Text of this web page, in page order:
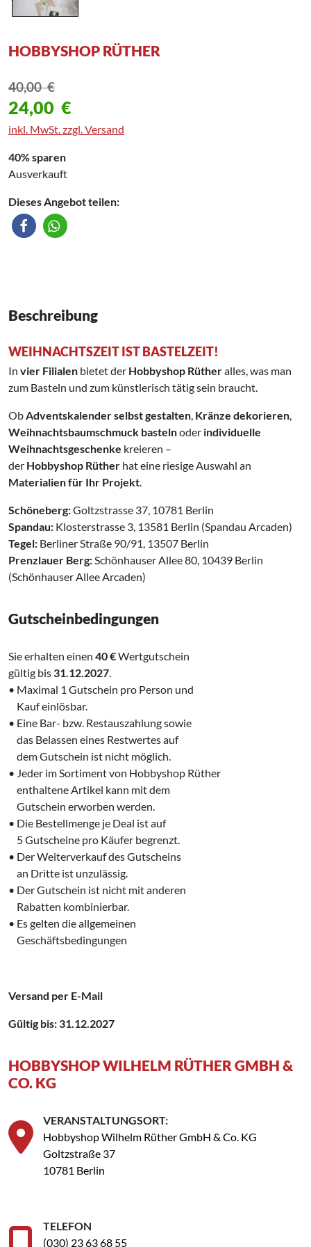
HOBBYSHOP RÜTHER
40,00€
24,00 €
inkl. MwSt. zzgl. Versand
40% sparen
Ausverkauft
Dieses Angebot teilen:
Beschreibung
WEIHNACHTSZEIT IST BASTELZEIT!
In vier Filialen bietet der Hobbyshop Rütheralles, was man
zum Basteln und zum künstlerisch tätig sein braucht.
Ob Adventskalender selbst gestalten Kränze dekorieren
Weihnachtsbaumschmuck bastelnoder individuelle
Weihnachtsgeschenke kreieren –
der Hobbyshop Rüther hat eine riesige Auswahl an
Materialien für Ihr Projekt
Schöneberg:Goltzstrasse 37, 10781 Berlin
Spandau: Klosterstrasse 3, 13581 Berlin (Spandau Arcaden)
Tegel: Berliner Straße 90/91, 13507 Berlin
Prenzlauer Berg: Schönhauser Allee 80, 10439 Berlin
(Schönhauser Allee Arcaden)
Gutscheinbedingungen
Sie erhalten einen 40 €Wertgutschein
gültig bis 31.12.2027
• Maximal 1 Gutschein pro Person und
‌ Kauf einlösbar.
• Eine Bar- bzw. Restauszahlung sowie
‌ das Belassen eines Restwertes auf
‌ dem Gutschein ist nicht möglich.
• Jeder im Sortiment von Hobbyshop Rüther
‌ enthaltene Artikel kann mit dem
‌ Gutschein erworben werden.
• Die Bestellmenge je Deal ist auf
‌ 5 Gutscheine pro Käufer begrenzt.
• Der Weiterverkauf des Gutscheins
‌ an Dritte ist unzulässig.
• Der Gutschein ist nicht mit anderen
‌ Rabatten kombinierbar.
• Es gelten die allgemeinen
‌ Geschäftsbedingungen
Versand per E-Mail
Gültig bis: 31.12.2027
HOBBYSHOP WILHELM RÜTHER GMBH &
CO. KG
VERANSTALTUNGSORT:
Hobbyshop Wilhelm Rüther GmbH & Co. KG
Goltzstraße 37
10781 Berlin
TELEFON
(030) 23 63 68 55